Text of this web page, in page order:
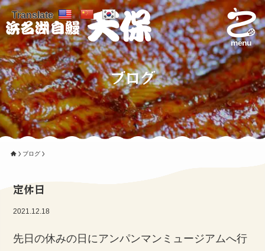
Translate
menu
ブログ
ブログ
定休日
2021.12.18
先日の休みの日にアンパンマンミュージアムへ行